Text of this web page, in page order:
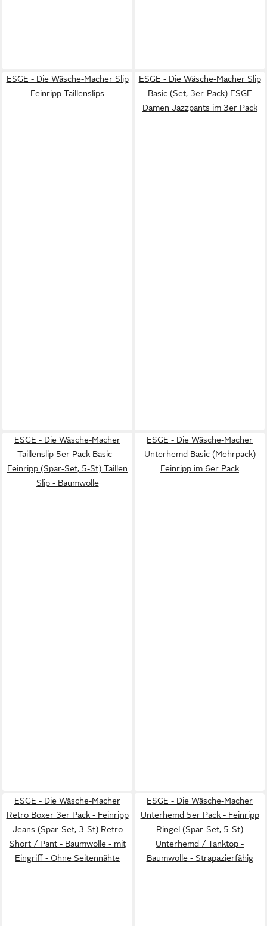
ESGE - Die Wäsche-Macher Slip
Feinripp Taillenslips
ESGE - Die Wäsche-Macher Slip
Basic (Set, 3er-Pack) ESGE
Damen Jazzpants im 3er Pack
ESGE - Die Wäsche-Macher
Taillenslip 5er Pack Basic -
Feinripp (Spar-Set, 5-St) Taillen
Slip - Baumwolle
ESGE - Die Wäsche-Macher
Unterhemd Basic (Mehrpack)
Feinripp im 6er Pack
ESGE - Die Wäsche-Macher
Retro Boxer 3er Pack - Feinripp
Jeans (Spar-Set, 3-St) Retro
Short / Pant - Baumwolle - mit
Eingriff - Ohne Seitennähte
ESGE - Die Wäsche-Macher
Unterhemd 5er Pack - Feinripp
Ringel (Spar-Set, 5-St)
Unterhemd / Tanktop -
Baumwolle - Strapazierfähig